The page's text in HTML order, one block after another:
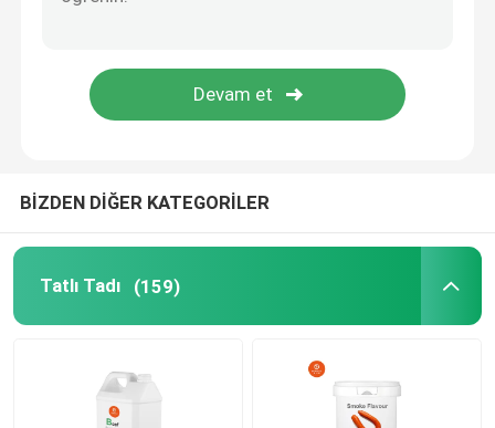
BİZDEN DİĞER KATEGORİLER
Tatlı Tadı (159)